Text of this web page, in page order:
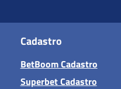
Cadastro
BetBoom Cadastro
Superbet Cadastro